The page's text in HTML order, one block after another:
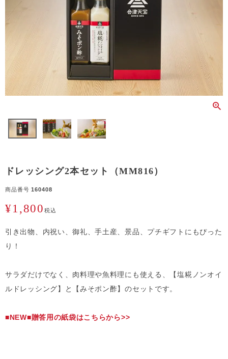
ドレッシング2本セット（MM816）
商品番号 160408
¥1,800税込
引き出物、内祝い、御礼、手土産、景品、プチギフトにもぴった
り！
サラダだけでなく、肉料理や魚料理にも使える、【塩糀ノンオイ
ルドレッシング】と【みそポン酢】のセットです。
■NEW■贈答用の紙袋はこちらから>>